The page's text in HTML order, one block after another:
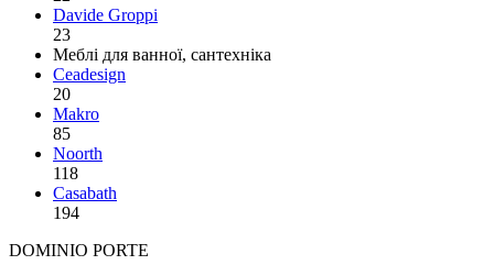
Davide Groppi
23
Меблі для ванної, сантехніка
Ceadesign
20
Makro
85
Noorth
118
Сasabath
194
DOMINIO PORTE